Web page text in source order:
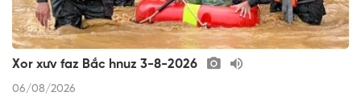
Xor xưv faz Bắc hnuz 3-8-2026
06/08/2026